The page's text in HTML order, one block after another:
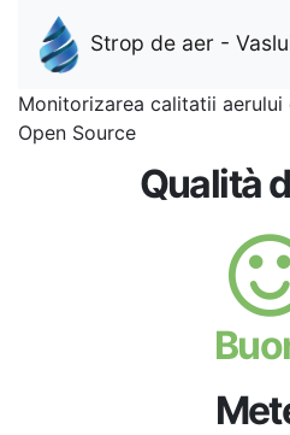
Strop de aer -
Monitorizarea calitatii
Open Source
Qualità